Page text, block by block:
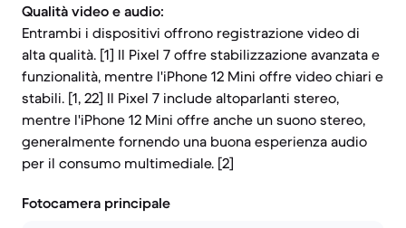
Qualità video e audio:
Entrambi i dispositivi offrono registrazione video di
alta qualità. [1] Il Pixel 7 offre stabilizzazione avanzata e
funzionalità, mentre l'iPhone 12 Mini offre video chiari e
stabili. [1, 22] Il Pixel 7 include altoparlanti stereo,
mentre l'iPhone 12 Mini offre anche un suono stereo,
generalmente fornendo una buona esperienza audio
per il consumo multimediale. [2]
Fotocamera principale